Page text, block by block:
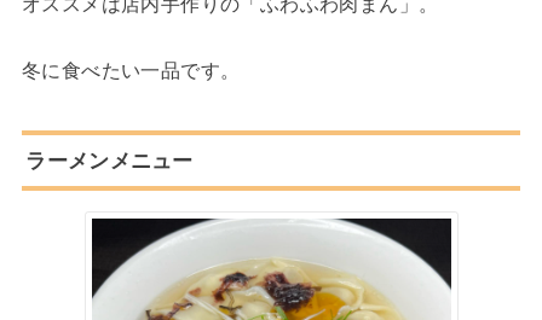
冬に食べたい一品です。
ラーメンメニュー